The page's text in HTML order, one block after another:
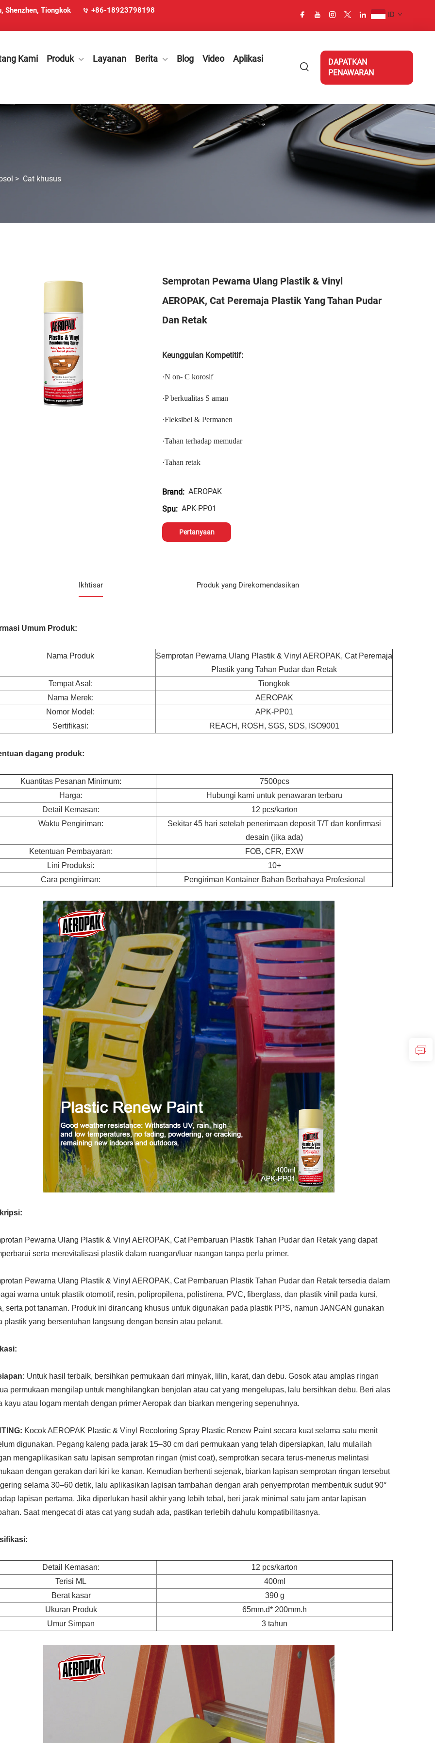
Shenzhen, Tiongkok +86-18923798198 ID
Kami Produk Layanan Berita Blog Video Aplikasi
DAPATKAN
PENAWARAN
> Cat khusus
Semprotan Pewarna Ulang Plastik & Vinyl
AEROPAK, Cat Peremaja Plastik Yang Tahan Pudar
Dan Retak
Keunggulan Kompetitif:
·N on- C korosif
·Pberkualitas S aman
·Fleksibel & Permanen
·Tahan terhadap memudar
·Tahan retak
Brand: AEROPAK
Spu: APK-PP01
Pertanyaan
Ikhtisar Produk yang Direkomendasikan
Umum Produk:
Nama Produk
Semprotan Pewarna Ulang Plastik & Vinyl AEROPAK, Cat Peremaja
Plastik yang Tahan Pudar dan Retak
Tempat Asal:
Tiongkok
Nama Merek:
AEROPAK
Nomor Model:
APK-PP01
Sertifikasi:
REACH, ROSH, SGS, SDS, ISO9001
dagang produk:
Kuantitas Pesanan Minimum:
7500pcs
Harga:
Hubungi kami untuk penawaran terbaru
Detail Kemasan:
12 pcs/karton
Waktu Pengiriman:
Sekitar 45 hari setelah penerimaan deposit T/T dan konfirmasi
desain (jika ada)
Ketentuan Pembayaran:
FOB, CFR, EXW
Lini Produksi:
10+
Cara pengiriman:
Pengiriman Kontainer Bahan Berbahaya Profesional
Pewarna Ulang Plastik & Vinyl AEROPAK, Cat Pembaruan Plastik Tahan Pudar dan Retak yang dapat
serta merevitalisasi plastik dalam ruangan/luar ruangan tanpa perlu primer.
Pewarna Ulang Plastik & Vinyl AEROPAK, Cat Pembaruan Plastik Tahan Pudar dan Retak tersedia dalam
warna untuk plastik otomotif, resin, polipropilena, polistirena, PVC, fiberglass, dan plastik vinil pada kursi,
serta pot tanaman. Produk ini dirancang khusus untuk digunakan pada plastik PPS, namun JANGAN gunakan
plastik yang bersentuhan langsung dengan bensin atau pelarut.
Untuk hasil terbaik, bersihkan permukaan dari minyak, lilin, karat, dan debu. Gosok atau amplas ringan
permukaan mengilap untuk menghilangkan benjolan atau cat yang mengelupas, lalu bersihkan debu. Beri alas
kayu atau logam mentah dengan primer Aeropak dan biarkan mengering sepenuhnya.
Kocok AEROPAK Plastic & Vinyl Recoloring Spray Plastic Renew Paint secara kuat selama satu menit
digunakan. Pegang kaleng pada jarak 15–30 cm dari permukaan yang telah dipersiapkan, lalu mulailah
mengaplikasikan satu lapisan semprotan ringan (mist coat), semprotkan secara terus-menerus melintasi
dengan gerakan dari kiri ke kanan. Kemudian berhenti sejenak, biarkan lapisan semprotan ringan tersebut
selama 30–60 detik, lalu aplikasikan lapisan tambahan dengan arah penyemprotan membentuk sudut 90°
lapisan pertama. Jika diperlukan hasil akhir yang lebih tebal, beri jarak minimal satu jam antar lapisan
Saat mengecat di atas cat yang sudah ada, pastikan terlebih dahulu kompatibilitasnya.
Detail Kemasan:
12 pcs/karton
Terisi ML
400ml
Berat kasar
390 g
Ukuran Produk
65mm.d* 200mm.h
Umur Simpan
3 tahun